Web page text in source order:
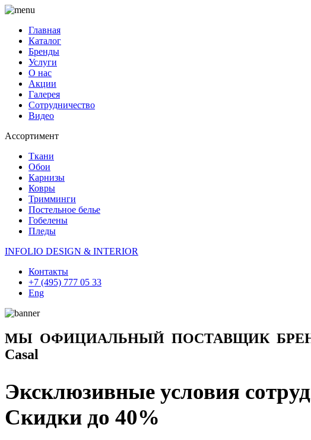
Главная
Каталог
Бренды
Услуги
О нас
Акции
Галерея
Сотрудничество
Видео
Ассортимент
Ткани
Обои
Карнизы
Ковры
Тримминги
Постельное белье
Гобелены
Пледы
INFOLIO DESIGN & INTERIOR
Контакты
+7 (495) 777 05 33
Eng
МЫ ОФИЦИАЛЬНЫЙ ПОСТАВЩИК
Casal
Эксклюзивные условия
Скидки до 40%